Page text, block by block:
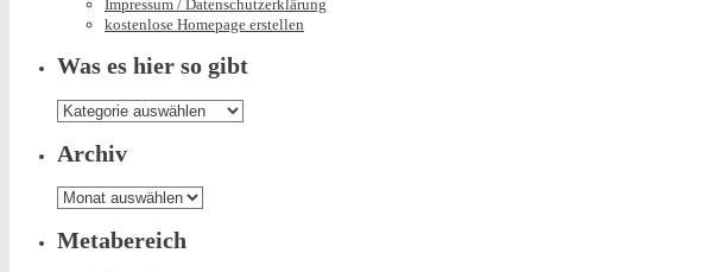
Impressum / Datenschutzerklärung
kostenlose Homepage erstellen
Was es hier so gibt
Was
es
hier
so
gibt
Archiv
Archiv
Metabereich